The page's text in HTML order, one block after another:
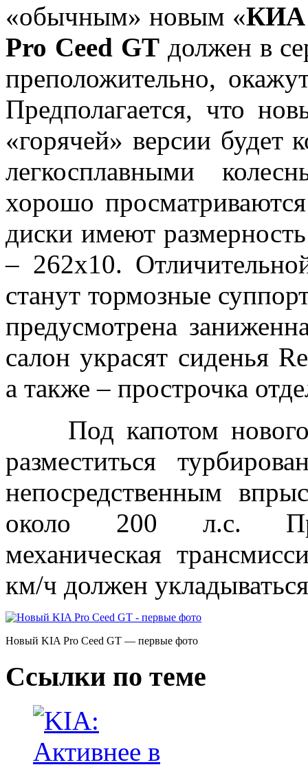
«обычным» новым «КИА
Pro Ceed GTдолжен в
преположительно,
Предполагается, что
«горячей» версии будет
легкосплавными
хорошо
диски имеют
– 262х10.
станут тормозные
предусмотрена
салон украсят сиденья
а также – прострочка
Под капотом нового
разместиться
непосредственным
около 200 л.с.
механическая
км/ч должен
Новый KIA Pro Ceed GT — первые фото
Ссылки по теме